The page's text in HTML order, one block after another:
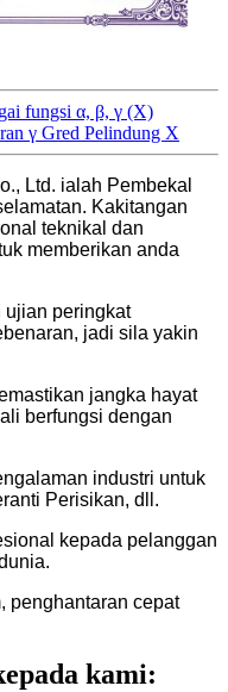
fungsi α, β, γ (X)
γ Gred Pelindung X
Ltd. ialah Pembekal
Kakitangan
teknikal dan
memberikan anda
ujian peringkat
jadi sila yakin
jangka hayat
berfungsi dengan
industri untuk
Perisikan, dll.
kepada pelanggan
penghantaran cepat
kami: